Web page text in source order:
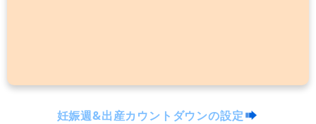
妊娠週&出産カウントダウンの設定